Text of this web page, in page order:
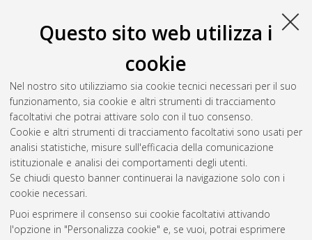
Questo sito web utilizza i
cookie
Nel nostro sito utilizziamo sia cookie tecnici necessari per il suo
funzionamento, sia cookie e altri strumenti di tracciamento
facoltativi che potrai attivare solo con il tuo consenso.
Cookie e altri strumenti di tracciamento facoltativi sono usati per
analisi statistiche, misure sull'efficacia della comunicazione
istituzionale e analisi dei comportamenti degli utenti.
Se chiudi questo banner continuerai la navigazione solo con i
cookie necessari.
Puoi esprimere il consenso sui cookie facoltativi attivando
l'opzione in "Personalizza cookie" e, se vuoi, potrai esprimere
maturity, and structural inversion of the Greater Caucasus-
Kura-Adjara-Trialeti basin system of central-eastern Georgia
[Dissertation thesis], Alma Mater Studiorum Università di
Bologna. Dottorato di ricerca inScienze della terra, della vita e
dell'ambiente, 34 Ciclo. DOI
10.48676/unibo/amsdottorato/10264.
Questa lista e' stata generata il Thu Aug 6 20:44:33 2026
Atom
Rss 1.0